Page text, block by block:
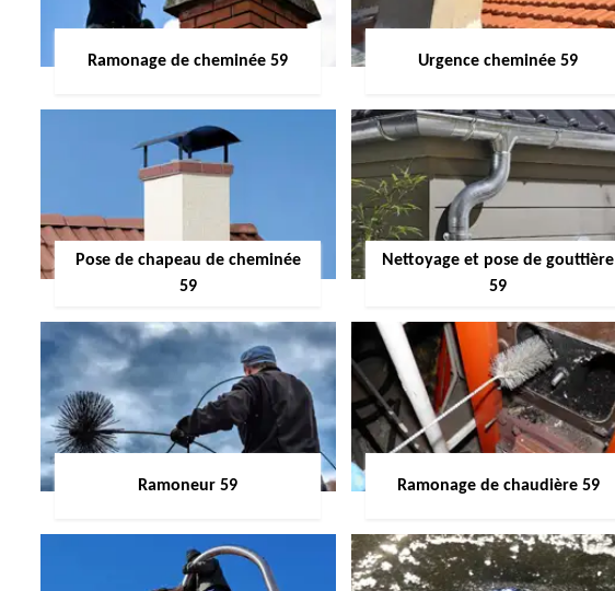
Ramonage de cheminée 59 Urgence cheminée 59
Pose de chapeau de cheminée
59
Nettoyage et pose de gouttière
59
Ramoneur 59 Ramonage de chaudière 59